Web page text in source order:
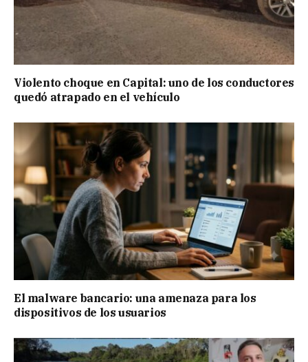
Violento choque en Capital: uno de los conductores
quedó atrapado en el vehículo
El malware bancario: una amenaza para los
dispositivos de los usuarios